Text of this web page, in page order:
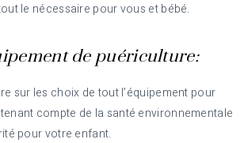
le nécessaire pour vous et bébé.
de puériculture:
sur les choix de tout l’équipement pour
compte de la santé environnementale
pour votre enfant.